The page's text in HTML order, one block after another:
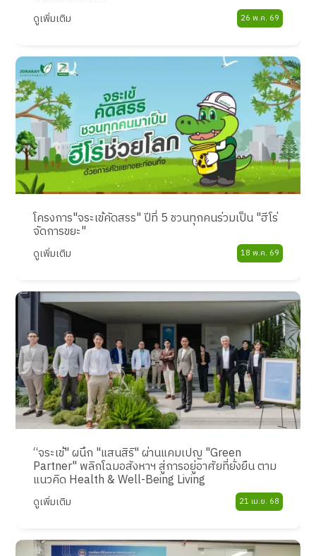
ดูเพิ่มเติม 26 พ.ค. 69
โครงการ"จระเข้คัดสรร" ปีที่ 5 ชวนทุกคนร่วมเป็น "ฮีโร่
จัดการขยะ"
ดูเพิ่มเติม 18 พ.ค. 69
“จระเข้" ผนึก "แสนสิริ" ผ่านแคมเปญ "Green
Partner" พลิกโฉมอสังหาฯ สู่การอยู่อาศัยที่ยั่งยืน ตาม
แนวคิด Health & Well-Being Living
ดูเพิ่มเติม 21 เม.ย. 68